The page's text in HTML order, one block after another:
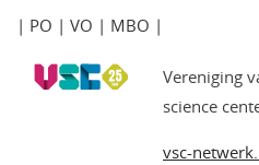
| PO | VO | MBO |
Vereniging
science
vsc-